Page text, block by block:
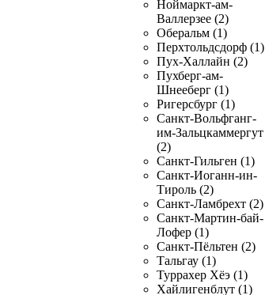
Ноймаркт-ам-
Валлерзее (2)
Оберальм (1)
Перхтольдсдорф (1)
Пух-Халлайн (2)
Пухберг-ам-
Шнееберг (1)
Ригерсбург (1)
Санкт-Вольфганг-
им-Зальцкаммергут
(2)
Санкт-Гильген (1)
Санкт-Иоганн-ин-
Тироль (2)
Санкт-Ламбрехт (2)
Санкт-Мартин-бай-
Лофер (1)
Санкт-Пёльтен (2)
Тальгау (1)
Туррахер Хёэ (1)
Хайлигенблут (1)